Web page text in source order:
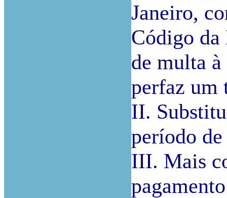
Janeiro,
Código da
de multa
perfaz um
II.
período
III. Mais